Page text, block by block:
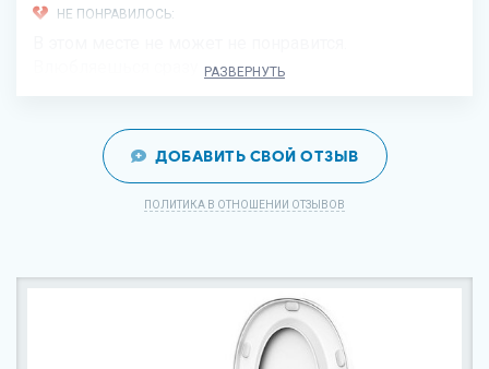
НЕ ПОНРАВИЛОСЬ:
РАЗВЕРНУТЬ
ДОБАВИТЬ СВОЙ ОТЗЫВ
ПОЛИТИКА В ОТНОШЕНИИ ОТЗЫВОВ